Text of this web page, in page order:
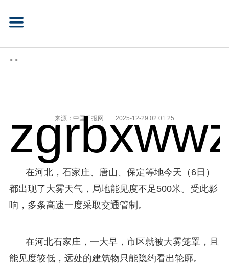
> >
来源：中国日报网 2025-12-29 02:01:25
在河北，石家庄、唐山、保定等地今天（6日）
都出现了大雾天气，局地能见度不足500米。受此影
响，多条高速一度采取交通管制。
在河北石家庄，一大早，市区就被大雾笼罩，且
能见度较低，远处的建筑物只能隐约看出轮廓。